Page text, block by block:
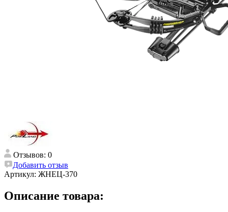
Отзывов: 0
Добавить отзыв
Артикул: ЖНЕЦ-370
Описание товара: